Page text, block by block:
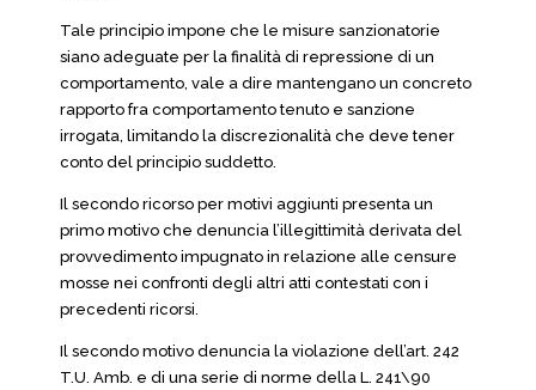
Tale principio impone che le misure sanzionatorie
siano adeguate per la finalità di repressione di un
comportamento, vale a dire mantengano un concreto
rapporto fra comportamento tenuto e sanzione
irrogata, limitando la discrezionalità che deve tener
conto del principio suddetto.
Il secondo ricorso per motivi aggiunti presenta un
primo motivo che denuncia l’illegittimità derivata del
provvedimento impugnato in relazione alle censure
mosse nei confronti degli altri atti contestati con i
precedenti ricorsi.
Il secondo motivo denuncia la violazione dell’art. 242
T.U. Amb. e di una serie di norme della L. 241\90